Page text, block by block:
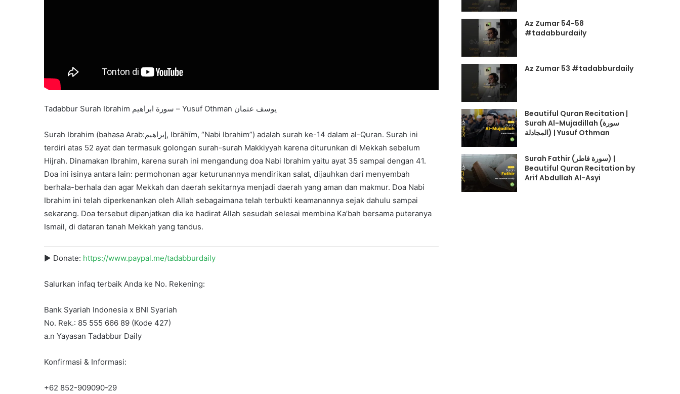
Tadabbur Surah Ibrahim سورة ابراهيم – Yusuf Othman يوسف عثمان
Surah Ibrahim (bahasa Arab:إبراهيم, Ibrāhīm, “Nabi Ibrahim”) adalah surah ke-14 dalam al-Quran. Surah ini
terdiri atas 52 ayat dan termasuk golongan surah-surah Makkiyyah karena diturunkan di Mekkah sebelum
Hijrah. Dinamakan Ibrahim, karena surah ini mengandung doa Nabi Ibrahim yaitu ayat 35 sampai dengan 41.
Doa ini isinya antara lain: permohonan agar keturunannya mendirikan salat, dijauhkan dari menyembah
berhala-berhala dan agar Mekkah dan daerah sekitarnya menjadi daerah yang aman dan makmur. Doa Nabi
Ibrahim ini telah diperkenankan oleh Allah sebagaimana telah terbukti keamanannya sejak dahulu sampai
sekarang. Doa tersebut dipanjatkan dia ke hadirat Allah sesudah selesai membina Ka’bah bersama puteranya
Ismail, di dataran tanah Mekkah yang tandus.
► Donate: https://www.paypal.me/tadabburdaily
Salurkan infaq terbaik Anda ke No. Rekening:
Bank Syariah Indonesia x BNI Syariah
No. Rek.: 85 555 666 89 (Kode 427)
a.n Yayasan Tadabbur Daily
Konfirmasi & Informasi:
+62 852-909090-29
Az Zumar 54-58
#tadabburdaily
Az Zumar 53 #tadabburdaily
Beautiful Quran Recitation |
Surah Al-Mujadillah (سورة
المجادلة) | Yusuf Othman
Surah Fathir (سورة فاطر) |
Beautiful Quran Recitation by
Arif Abdullah Al-Asyi